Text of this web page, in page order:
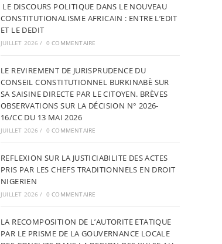
LE DISCOURS POLITIQUE DANS LE NOUVEAU
CONSTITUTIONALISME AFRICAIN : ENTRE L’EDIT
ET LE DEDIT
JUILLET 2026 / 0 COMMENTAIRE
LE REVIREMENT DE JURISPRUDENCE DU
CONSEIL CONSTITUTIONNEL BURKINABÈ SUR
SA SAISINE DIRECTE PAR LE CITOYEN. BRÈVES
OBSERVATIONS SUR LA DÉCISION N° 2026-
16/CC DU 13 MAI 2026
JUILLET 2026 / 0 COMMENTAIRE
REFLEXION SUR LA JUSTICIABILITE DES ACTES
PRIS PAR LES CHEFS TRADITIONNELS EN DROIT
NIGERIEN
JUILLET 2026 / 0 COMMENTAIRE
LA RECOMPOSITION DE L’AUTORITE ETATIQUE
PAR LE PRISME DE LA GOUVERNANCE LOCALE